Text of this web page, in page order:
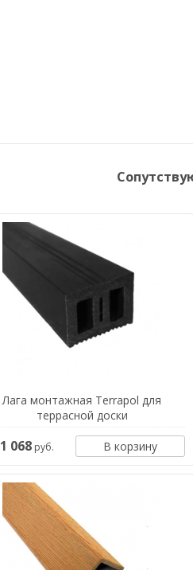
Лага монтажная Terrapol для
террасной доски
1 068 руб. В корзину